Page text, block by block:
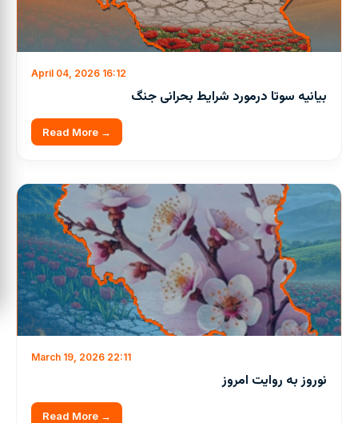
April 04, 2026 16:12
بیانیه سوتا درمورد شرایط بحرانی جنگ
Read More →
March 19, 2026 22:11
نوروز به روایت امروز
Read More →